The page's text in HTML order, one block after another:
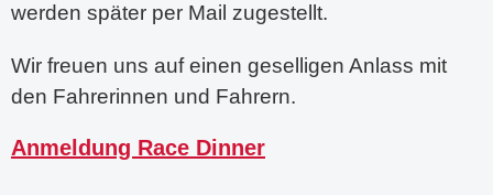
werden später per Mail zugestellt.
Wir freuen uns auf einen geselligen Anlass mit
den Fahrerinnen und Fahrern.
Anmeldung Race Dinner